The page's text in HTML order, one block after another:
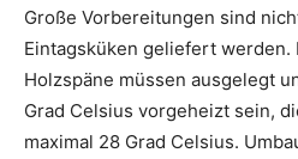
Große Vorbereitungen sind
Eintagsküken geliefert werden.
Holzspäne müssen ausgelegt
Grad Celsius vorgeheizt sein,
maximal 28 Grad Celsius.